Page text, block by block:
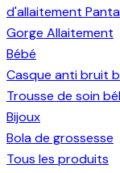
d'allaitement
Gorge Allaitement
Bébé
Casque anti bruit
Trousse de soin
Bijoux
Bola de grossesse
Tous les produits